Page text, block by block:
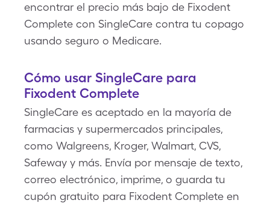
encontrar el precio más bajo de Fixodent
Complete con SingleCare contra tu copago
usando seguro o Medicare.
Cómo usar SingleCare para
Fixodent Complete
SingleCare es aceptado en la mayoría de
farmacias y supermercados principales,
como Walgreens, Kroger, Walmart, CVS,
Safeway y más. Envía por mensaje de texto,
correo electrónico, imprime, o guarda tu
cupón gratuito para Fixodent Complete en